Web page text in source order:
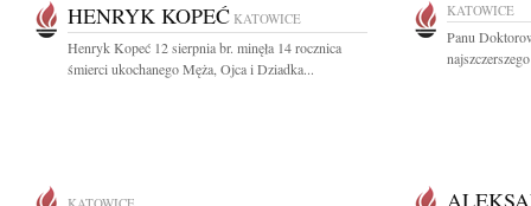
HENRYK KOPEĆ KATOWICE
Henryk Kopeć 12 sierpnia br. minęła 14 rocznica
śmierci ukochanego Męża, Ojca i Dziadka...
KATOWICE
Panu